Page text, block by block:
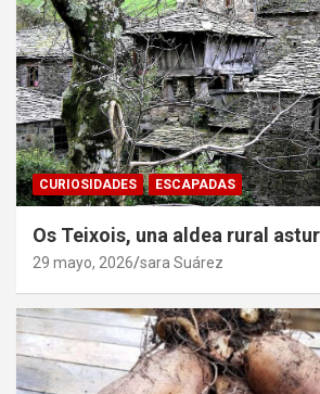
CURIOSIDADES ESCAPADAS
Os Teixois, una aldea rural
29 mayo, 2026 sara Suárez